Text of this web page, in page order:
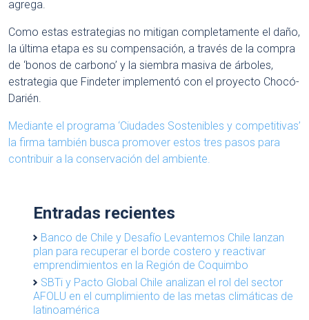
agrega.
Como estas estrategias no mitigan completamente el daño,
la última etapa es su compensación, a través de la compra
de ‘bonos de carbono’ y la siembra masiva de árboles,
estrategia que Findeter implementó con el proyecto Chocó-
Darién.
Mediante el programa ‘Ciudades Sostenibles y competitivas’
la firma también busca promover estos tres pasos para
contribuir a la conservación del ambiente.
Entradas recientes
Banco de Chile y Desafío Levantemos Chile lanzan
plan para recuperar el borde costero y reactivar
emprendimientos en la Región de Coquimbo
SBTi y Pacto Global Chile analizan el rol del sector
AFOLU en el cumplimiento de las metas climáticas de
latinoamérica